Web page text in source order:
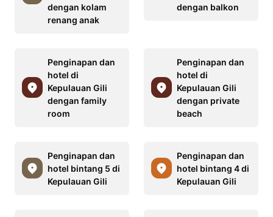
dengan kolam
renang anak
dengan balkon
Penginapan dan
hotel di
Kepulauan Gili
dengan family
room
Penginapan dan
hotel di
Kepulauan Gili
dengan private
beach
Penginapan dan
hotel bintang 5 di
Kepulauan Gili
Penginapan dan
hotel bintang 4 di
Kepulauan Gili